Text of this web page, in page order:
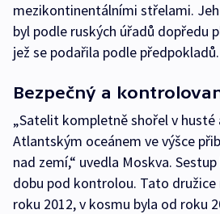
mezikontinentálními střelami.
byl podle ruských úřadů dopředu
jež se podařila podle předpokladů.
Bezpečný a
„Satelit kompletně shořel v
Atlantským oceánem ve výšce
nad zemí,“ uvedla Moskva.
dobu pod kontrolou. Tato družice
roku 2012, v kosmu byla od roku